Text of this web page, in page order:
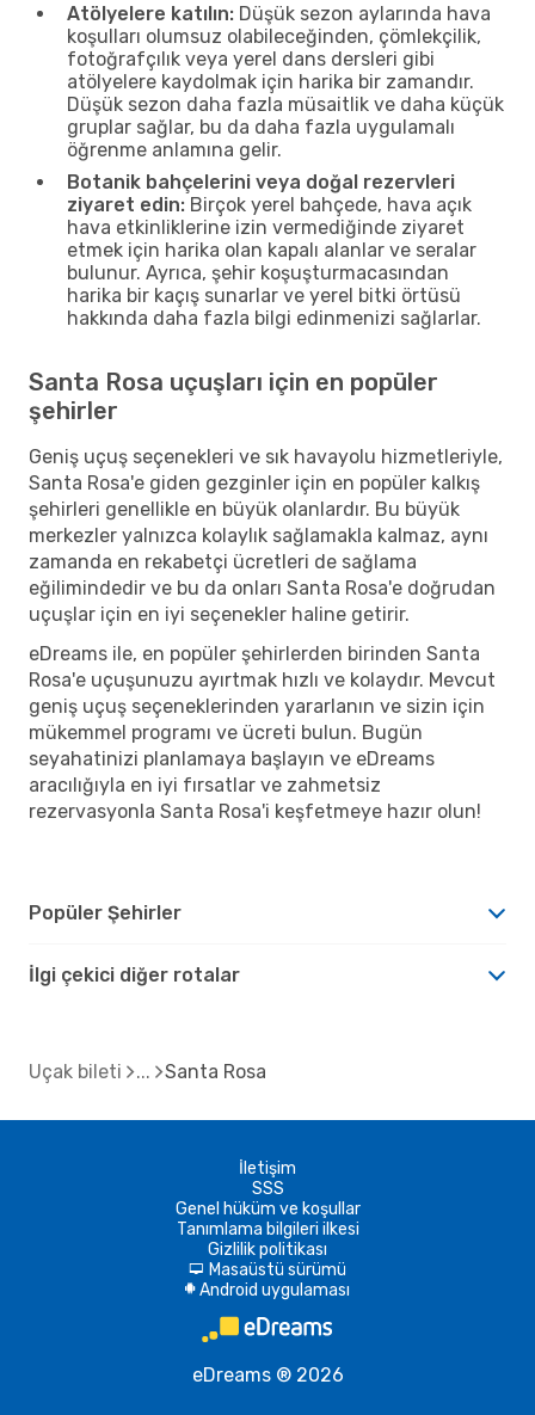
Atölyelere katılın: Düşük sezon aylarında hava
koşulları olumsuz olabileceğinden, çömlekçilik,
fotoğrafçılık veya yerel dans dersleri gibi
atölyelere kaydolmak için harika bir zamandır.
Düşük sezon daha fazla müsaitlik ve daha küçük
gruplar sağlar, bu da daha fazla uygulamalı
öğrenme anlamına gelir.
Botanik bahçelerini veya doğal rezervleri
ziyaret edin: Birçok yerel bahçede, hava açık
hava etkinliklerine izin vermediğinde ziyaret
etmek için harika olan kapalı alanlar ve seralar
bulunur. Ayrıca, şehir koşuşturmacasından
harika bir kaçış sunarlar ve yerel bitki örtüsü
hakkında daha fazla bilgi edinmenizi sağlarlar.
Santa Rosa uçuşları için en popüler
şehirler
Geniş uçuş seçenekleri ve sık havayolu hizmetleriyle,
Santa Rosa'e giden gezginler için en popüler kalkış
şehirleri genellikle en büyük olanlardır. Bu büyük
merkezler yalnızca kolaylık sağlamakla kalmaz, aynı
zamanda en rekabetçi ücretleri de sağlama
eğilimindedir ve bu da onları Santa Rosa'e doğrudan
uçuşlar için en iyi seçenekler haline getirir.
eDreams ile, en popüler şehirlerden birinden Santa
Rosa'e uçuşunuzu ayırtmak hızlı ve kolaydır. Mevcut
geniş uçuş seçeneklerinden yararlanın ve sizin için
mükemmel programı ve ücreti bulun. Bugün
seyahatinizi planlamaya başlayın ve eDreams
aracılığıyla en iyi fırsatlar ve zahmetsiz
rezervasyonla Santa Rosa'i keşfetmeye hazır olun!
Popüler Şehirler
İlgi çekici diğer rotalar
Uçak bileti Santa Rosa
İletişim
SSS
Genel hüküm ve koşullar
Tanımlama bilgileri ilkesi
Gizlilik politikası
d Masaüstü sürümü
A Android uygulaması
eDreams ® 2026